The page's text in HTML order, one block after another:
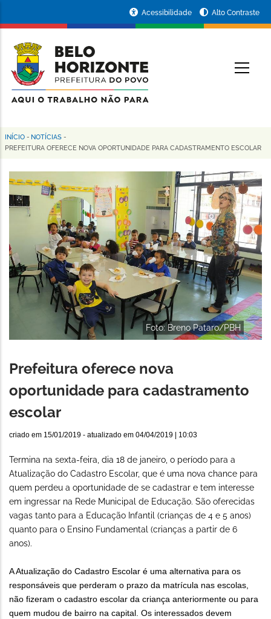
conteúdo
principal
da
Prefeitura
de
Horizonte
Acessibilidade Alto Contraste
Trilha
navegação
INÍCIO - NOTÍCIAS -
PREFEITURA OFERECE NOVA OPORTUNIDADE PARA CADASTRAMENTO ESCOLAR
Foto: Breno Pataro/PBH
Prefeitura oferece nova
oportunidade para cadastramento
escolar
criado em 15/01/2019 - atualizado em 04/04/2019 | 10:03
Termina na sexta-feira, dia 18 de janeiro, o período para a
Atualização do Cadastro Escolar, que é uma nova chance para
quem perdeu a oportunidade de se cadastrar e tem interesse
em ingressar na Rede Municipal de Educação. São oferecidas
vagas tanto para a Educação Infantil (crianças de 4 e 5 anos)
quanto para o Ensino Fundamental (crianças a partir de 6
anos).
A Atualização do Cadastro Escolar é uma alternativa para os
responsáveis que perderam o prazo da matrícula nas escolas,
não fizeram o cadastro escolar da criança anteriormente ou para
quem mudou de bairro na capital. Os interessados devem